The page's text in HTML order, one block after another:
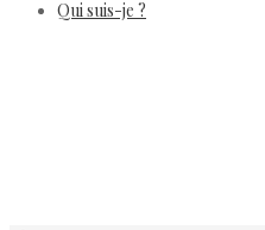
Qui suis-je ?